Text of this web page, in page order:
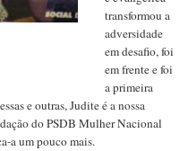
transformou a
adversidade
em desafio, foi
em frente e foi
a primeira
e outras, Judite é a nossa
do PSDB Mulher Nacional
a um pouco mais.